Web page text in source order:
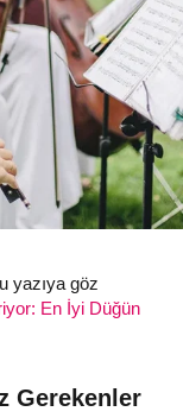
yazıya göz
En İyi Düğün
Gerekenler